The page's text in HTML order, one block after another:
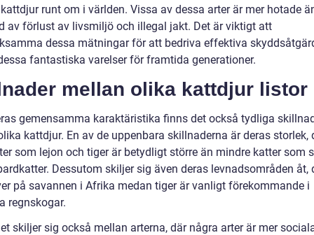
runt om i världen. Vissa av dessa arter är mer hotade
av förlust av livsmiljö och illegal jakt. Det är viktigt att
dessa mätningar för att bedriva effektiva
fantastiska varelser för framtida generationer.
mellan olika kattdjur listor
gemensamma karaktäristika finns det också tydliga
kattdjur. En av de uppenbara skillnaderna är deras storlek,
som lejon och tiger är betydligt större än mindre katter som
Dessutom skiljer sig även deras levnadsområden åt,
på savannen i Afrika medan tiger är vanligt förekommande i
regnskogar.
skiljer sig också mellan arterna, där några arter är mer